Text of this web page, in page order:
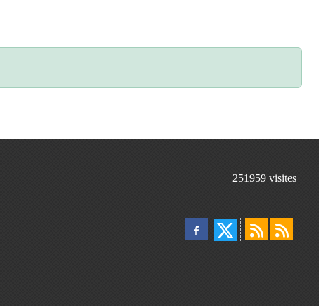
251959 visites